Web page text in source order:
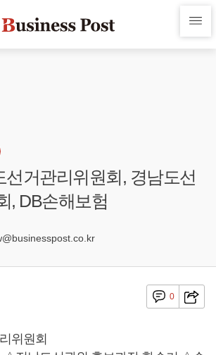
선거관리위원회, 경남도선
, DB손해보험
0
위원회